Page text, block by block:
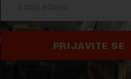
PRIJAVITE SE